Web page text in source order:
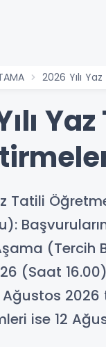
2026 Yılı
Tatili
(Tercih
(Saat
Ağustos
ise 12